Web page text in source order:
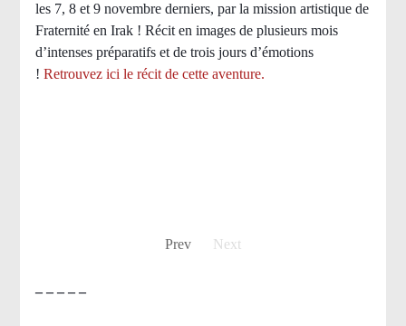
les 7, 8 et 9 novembre derniers, par la mission artistique de
Fraternité en Irak ! Récit en images de plusieurs mois
d’intenses préparatifs et de trois jours d’émotions
! Retrouvez ici le récit de cette aventure.
Prev Next
– – – – –